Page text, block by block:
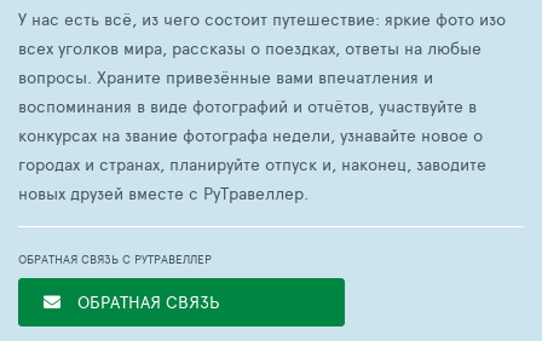
У нас есть всё, из чего состоит путешествие: яркие фото изо
всех уголков мира, рассказы о поездках, ответы на любые
вопросы. Храните привезённые вами впечатления и
воспоминания в виде фотографий и отчётов, участвуйте в
конкурсах на звание фотографа недели, узнавайте новое о
городах и странах, планируйте отпуск и, наконец, заводите
новых друзей вместе с РуТравеллер.
ОБРАТНАЯ СВЯЗЬ С РУТРАВЕЛЛЕР
ОБРАТНАЯ СВЯЗЬ